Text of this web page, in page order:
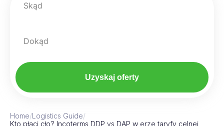
Skąd
Dokąd
Uzyskaj oferty
Home/Logistics Guide/
Kto płaci cło? Incoterms DDP vs DAP w erze taryfy celnej